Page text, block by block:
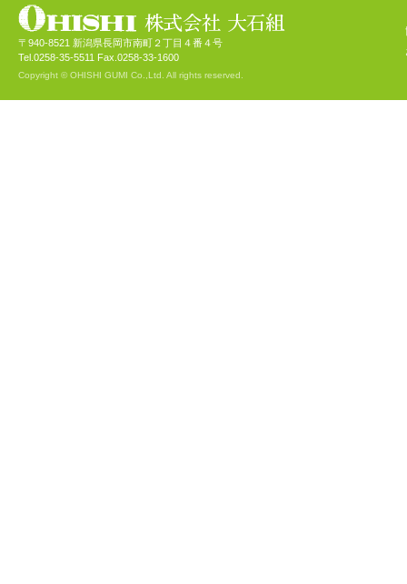
〒940-8521 新潟県長岡市南町２丁目４番４号
Tel.0258-35-5511 Fax.0258-33-1600
Copyright © OHISHI GUMI Co.,Ltd. All rights reserved.